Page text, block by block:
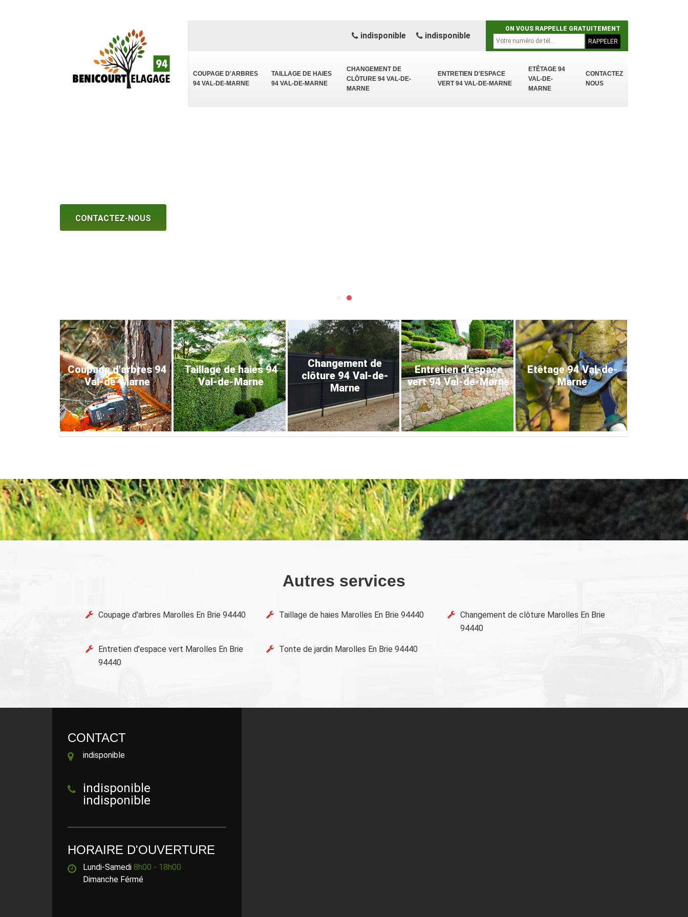
COUPAGE D'ARBRES
94 VAL-DE-MARNE
TAILLAGE DE HAIES
94 VAL-DE-MARNE
CHANGEMENT DE
CLÔTURE 94 VAL-DE-
MARNE
ENTRETIEN D'ESPACE
VERT 94 VAL-DE-MARNE
ETÊTAGE 94
VAL-DE-
MARNE
CONTACTEZ
NOUS
indisponible indisponible
ON VOUS RAPPELLE GRATUITEMENT
CONTACTEZ-NOUS
Coupage d'arbres 94
Val-de-Marne
Taillage de haies 94
Val-de-Marne
Changement de
clôture 94 Val-de-
Marne
Entretien d'espace
vert 94 Val-de-Marne
Etêtage 94 Val-de-
Marne
Autres services
Coupage d'arbres Marolles En Brie 94440 Taillage de haies Marolles En Brie 94440
Changement de clôture Marolles En Brie
94440
Entretien d'espace vert Marolles En Brie
94440
Tonte de jardin Marolles En Brie 94440
CONTACT
indisponible
indisponible
indisponible
HORAIRE D'OUVERTURE
Lundi-Samedi 8h00 - 18h00
Dimanche Férmé